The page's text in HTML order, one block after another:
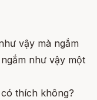
vậy mà ngắm
như vậy một
thích không?